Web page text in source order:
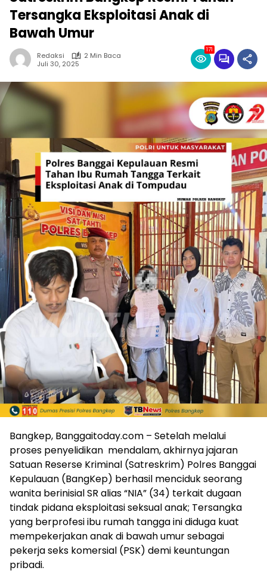
Tersangka Eksploitasi Anak di
Bawah Umur
Redaksi
2 Min Baca
Juli 30, 2025
171
Bangkep, Banggaitoday.com – Setelah melalui
proses penyelidikan mendalam, akhirnya jajaran
Satuan Reserse Kriminal (Satreskrim) Polres Banggai
Kepulauan (BangKep) berhasil menciduk seorang
wanita berinisial SR alias “NIA” (34) terkait dugaan
tindak pidana eksploitasi seksual anak; Tersangka
yang berprofesi ibu rumah tangga ini diduga kuat
mempekerjakan anak di bawah umur sebagai
pekerja seks komersial (PSK) demi keuntungan
pribadi.